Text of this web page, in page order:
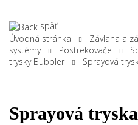
späť
Úvodná stránka
Závlaha a
systémy
Postrekovače
trysky Bubbler
Sprayová
Sprayová